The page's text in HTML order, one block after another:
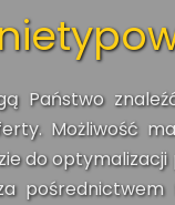
Państwo
Możliwość
do
pośrednictwem